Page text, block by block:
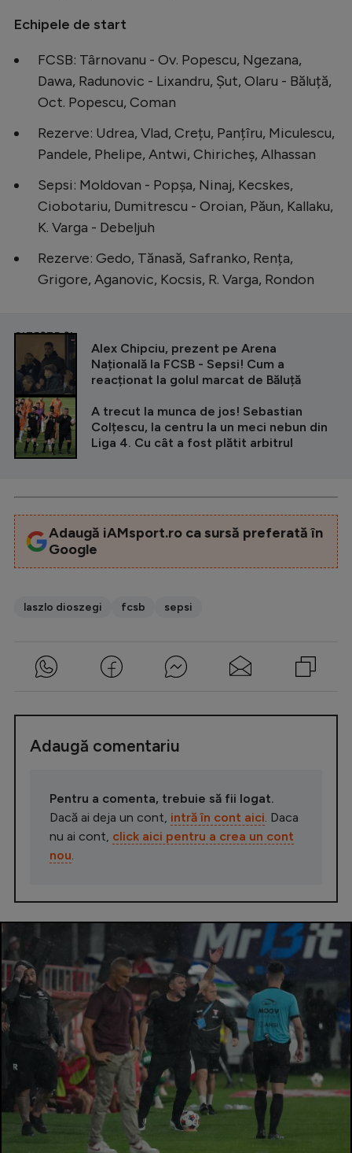
Intră în cont
Creează cont
Echipele de start
FCSB: Târnovanu - Ov. Popescu, Ngezana,
Dawa, Radunovic - Lixandru, Șut, Olaru - Băluță,
Oct. Popescu, Coman
Rezerve: Udrea, Vlad, Crețu, Panțîru, Miculescu,
Pandele, Phelipe, Antwi, Chiricheș, Alhassan
Sepsi: Moldovan - Popșa, Ninaj, Kecskes,
Ciobotariu, Dumitrescu - Oroian, Păun, Kallaku,
K. Varga - Debeljuh
Rezerve: Gedo, Tănasă, Safranko, Rența,
Grigore, Aganovic, Kocsis, R. Varga, Rondon
CITEȘTE ȘI
Alex Chipciu, prezent pe Arena
Națională la FCSB - Sepsi! Cum a
reacționat la golul marcat de Băluță
A trecut la munca de jos! Sebastian
Colțescu, la centru la un meci nebun din
Liga 4. Cu cât a fost plătit arbitrul
Adaugă iAMsport.ro ca sursă preferată în
Google
laszlo dioszegi fcsb sepsi
Adaugă comentariu
Pentru a comenta, trebuie să fii logat.
Dacă ai deja un cont, intră în cont aici . Daca
nu ai cont, click aici pentru a crea un cont
nou